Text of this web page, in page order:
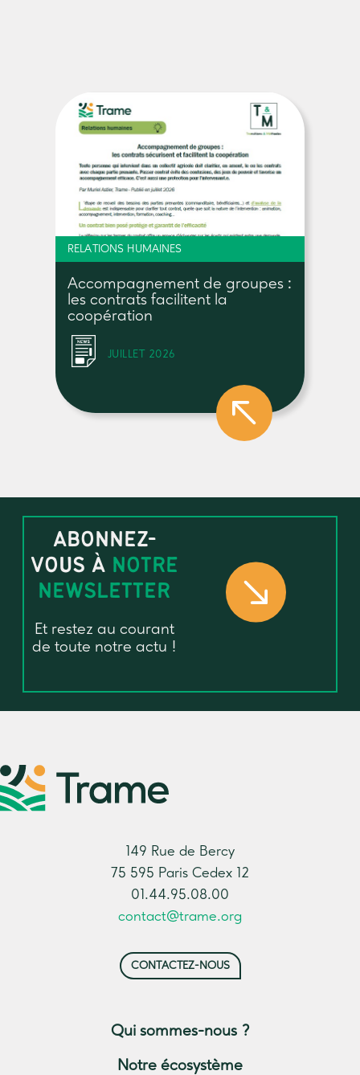
RELATIONS HUMAINES
Accompagnement de groupes :
les contrats facilitent la
coopération
JUILLET 2026
ABONNEZ-
VOUS À NOTRE
NEWSLETTER
Et restez au courant
de toute notre actu !
149 Rue de Bercy
75 595 Paris Cedex 12
01.44.95.08.00
contact@trame.org
CONTACTEZ-NOUS
Qui sommes-nous ?
Notre écosystème